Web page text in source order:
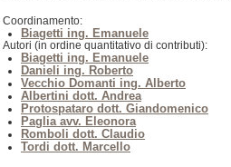
Coordinamento:
Biagetti ing. Emanuele
Autori (in ordine quantitativo di contributi):
Biagetti ing. Emanuele
Danieli ing. Roberto
Vecchio Domanti ing. Alberto
Albertini dott. Andrea
Protospataro dott. Giandomenico
Paglia avv. Eleonora
Romboli dott. Claudio
Tordi dott. Marcello